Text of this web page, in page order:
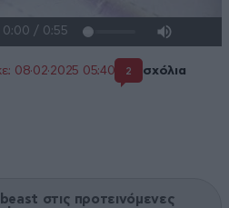
08·02·2025 05:40 2 σχόλια
στις προτεινόμενες